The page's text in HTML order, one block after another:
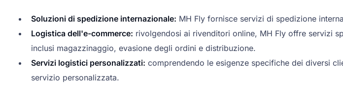
Soluzioni di spedizione internazionale: MH Fly fornisce servizi di spedizione
Logistica dell'e-commerce: rivolgendosi ai rivenditori online, MH Fly offre servizi
inclusi magazzinaggio, evasione degli ordini e distribuzione.
Servizi logistici personalizzati: comprendendo le esigenze specifiche dei diversi
servizio personalizzata.